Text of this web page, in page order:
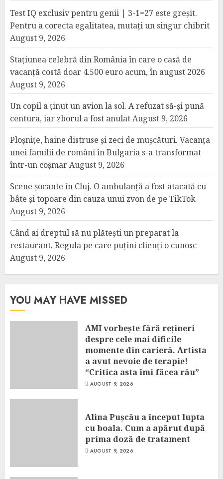
Test IQ exclusiv pentru genii | 3-1=27 este greșit.
Pentru a corecta egalitatea, mutați un singur chibrit
August 9, 2026
Stațiunea celebră din România în care o casă de
vacanță costă doar 4.500 euro acum, în august 2026
August 9, 2026
Un copil a ținut un avion la sol. A refuzat să-și pună
centura, iar zborul a fost anulatAugust 9, 2026
Ploșnițe, haine distruse și zeci de mușcături. Vacanța
unei familii de români în Bulgaria s-a transformat
într-un coșmarAugust 9, 2026
Scene șocante în Cluj. O ambulanță a fost atacată cu
bâte și topoare din cauza unui zvon de pe TikTok
August 9, 2026
Când ai dreptul să nu plătești un preparat la
restaurant. Regula pe care puțini clienți o cunosc
August 9, 2026
YOU MAY HAVE MISSED
AMI vorbește fără rețineri
despre cele mai dificile
momente din carieră. Artista
a avut nevoie de terapie!
“Critica asta îmi făcea rău”
AUGUST 9, 2026
Alina Pușcău a început lupta
cu boala. Cum a apărut după
prima doză de tratament
AUGUST 9, 2026